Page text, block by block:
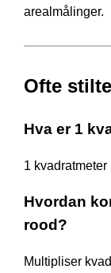
arealmålinger.
Ofte
Hva er 1
1
Hvordan
rood?
Multipliser